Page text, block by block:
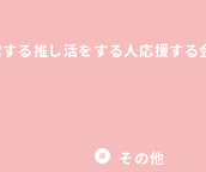
る推し活をする人応援する
その他